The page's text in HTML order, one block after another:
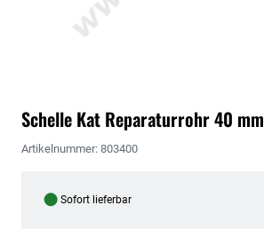
Schelle Kat Reparaturrohr 40 mm
Artikelnummer: 803400
● Sofort lieferbar